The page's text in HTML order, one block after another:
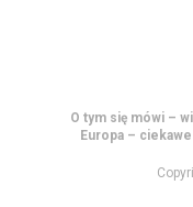
O tym się mówi –
Europa –